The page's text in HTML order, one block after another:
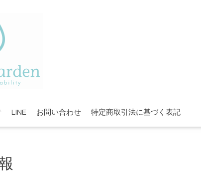
LINE お問い合わせ 特定商取引法に基づく表記